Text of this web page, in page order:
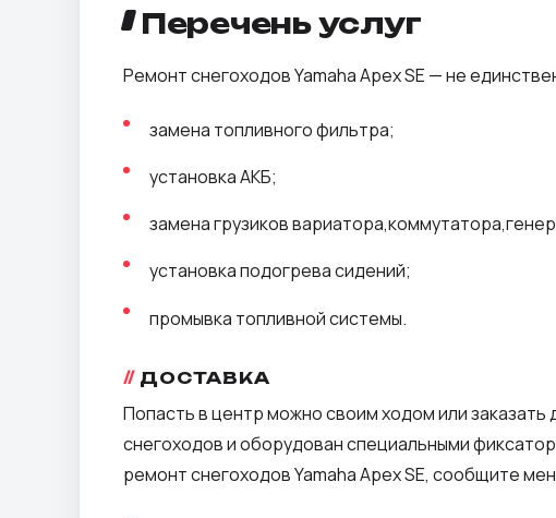
Перечень услуг
Ремонт снегоходов Yamaha Apex SE — не
замена топливного фильтра;
установка АКБ;
замена грузиков
установка подогрева сидений;
промывка топливной системы.
ДОСТАВКА
Попасть в центр можно своим ходом или
снегоходов и оборудован специальными
ремонт снегоходов Yamaha Apex SE, сообщите